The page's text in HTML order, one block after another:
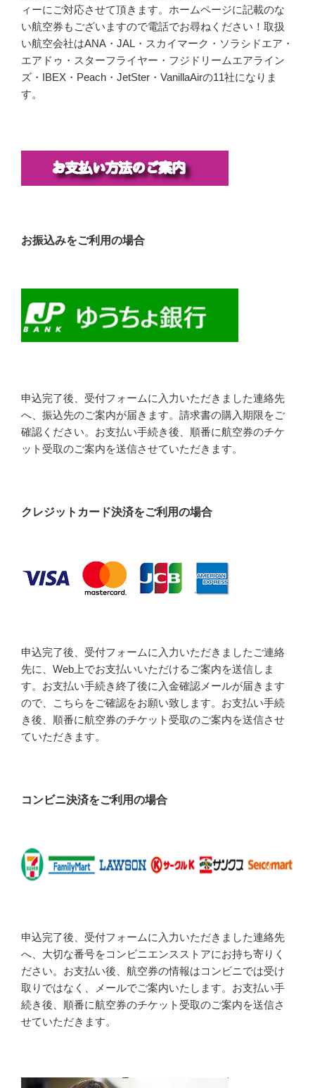
ィーにご対応させて頂きます。ホームページに記載のな
い航空券もございますので電話でお尋ねください！取扱
い航空会社はANA・JAL・スカイマーク・ソラシドエア・
エアドゥ・スターフライヤー・フジドリームエアライン
ズ・IBEX・Peach・JetSter・VanillaAirの11社になりま
す。
お振込みをご利用の場合
申込完了後、受付フォームに入力いただきました連絡先
へ、振込先のご案内が届きます。請求書の購入期限をご
確認ください。お支払い手続き後、順番に航空券のチケ
ット受取のご案内を送信させていただきます。
クレジットカード決済をご利用の場合
申込完了後、受付フォームに入力いただきましたご連絡
先に、Web上でお支払いいただけるご案内を送信しま
す。お支払い手続き終了後に入金確認メールが届きます
ので、こちらをご確認をお願い致します。お支払い手続
き後、順番に航空券のチケット受取のご案内を送信させ
ていただきます。
コンビニ決済をご利用の場合
申込完了後、受付フォームに入力いただきました連絡先
へ、大切な番号をコンビニエンスストアにお持ち寄りく
ださい。お支払い後、航空券の情報はコンビニでは受け
取りではなく、メールでご案内いたします。お支払い手
続き後、順番に航空券のチケット受取のご案内を送信さ
せていただきます。